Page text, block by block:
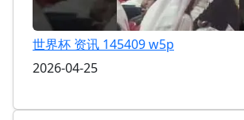
世界杯 资讯 145409 w5p
2026-04-25